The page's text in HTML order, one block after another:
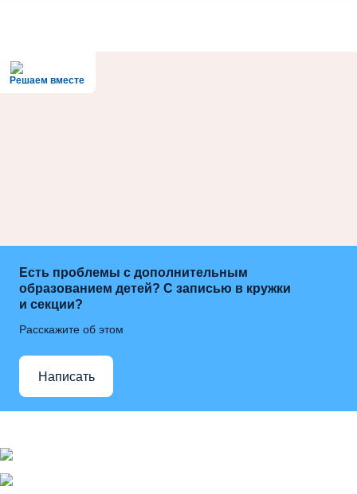
Решаем вместе
Есть проблемы с дополнительным
образованием детей? С записью в кружки
и секции?
Расскажите об этом
Написать